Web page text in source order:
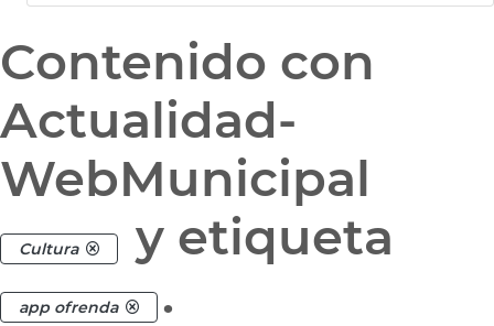
Contenido con
Actualidad-
WebMunicipal
Cultura y etiqueta
app ofrenda .